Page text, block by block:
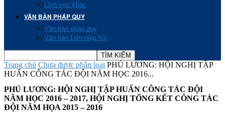
Lĩnh vực khác
VĂN BẢN PHÁP QUY
Văn bản pháp quy
Văn bản Liên hiệp hội
Trang chủ Chưa được phân loại PHÚ LƯƠNG: HỘI NGHỊ TẬP
HUẤN CÔNG TÁC ĐỘI NĂM HỌC 2016...
PHÚ LƯƠNG: HỘI NGHỊ TẬP HUẤN CÔNG TÁC ĐỘI
NĂM HỌC 2016 – 2017, HỘI NGHỊ TỔNG KẾT CÔNG TÁC
ĐỘI NĂM HỌA 2015 – 2016